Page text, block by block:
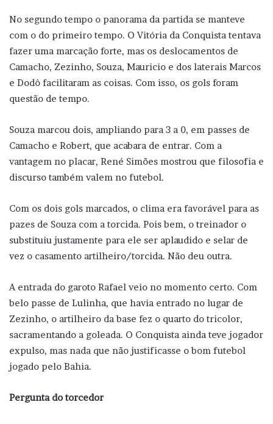
No segundo tempo o panorama da partida se manteve
com o do primeiro tempo. O Vitória da Conquista tentava
fazer uma marcação forte, mas os deslocamentos de
Camacho, Zezinho, Souza, Mauricio e dos laterais Marcos
e Dodô facilitaram as coisas. Com isso, os gols foram
questão de tempo.
Souza marcou dois, ampliando para 3 a 0, em passes de
Camacho e Robert, que acabara de entrar. Com a
vantagem no placar, René Simões mostrou que filosofia e
discurso também valem no futebol.
Com os dois gols marcados, o clima era favorável para as
pazes de Souza com a torcida. Pois bem, o treinador o
substituiu justamente para ele ser aplaudido e selar de
vez o casamento artilheiro/torcida. Não deu outra.
A entrada do garoto Rafael veio no momento certo. Com
belo passe de Lulinha, que havia entrado no lugar de
Zezinho, o artilheiro da base fez o quarto do tricolor,
sacramentando a goleada. O Conquista ainda teve jogador
expulso, mas nada que não justificasse o bom futebol
jogado pelo Bahia.
Pergunta do torcedor